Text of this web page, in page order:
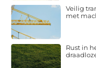
Veilig
met
Rust in